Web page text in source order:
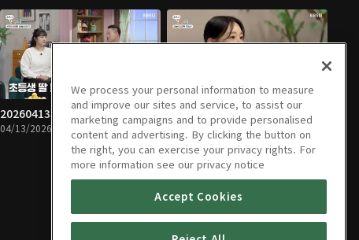
20260413회
04/13/2026 • 47분
20260406회
04/06/2026 • 47분
We process your personal information to measure
and improve our sites and service, to assist our
marketing campaigns and to provide personalised
content and advertising. By clicking the button on
the right, you can exercise your privacy rights. For
more information see our privacy notice
Accept Cookies